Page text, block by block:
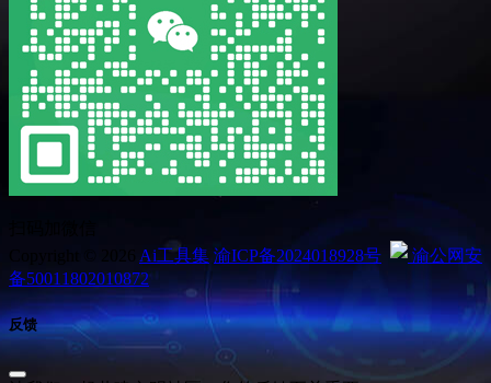
Ai工具集 渝ICP备2024018928号
渝公网安
备50011802010872
反馈